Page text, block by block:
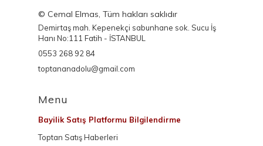
© Cemal Elmas, Tüm hakları saklıdır
Demirtaş mah. Kepenekçi sabunhane sok. Sucu İş
Hanı No:111 Fatih - İSTANBUL
0553 268 92 84
toptananadolu@gmail.com
Menu
Bayilik Satış Platformu Bilgilendirme
Toptan Satış Haberleri